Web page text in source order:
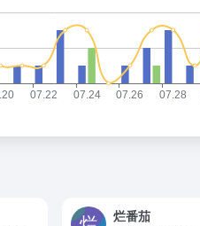
烂番茄